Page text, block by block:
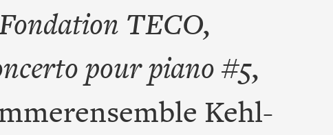
TECO,
pour piano #5,
Kehl-